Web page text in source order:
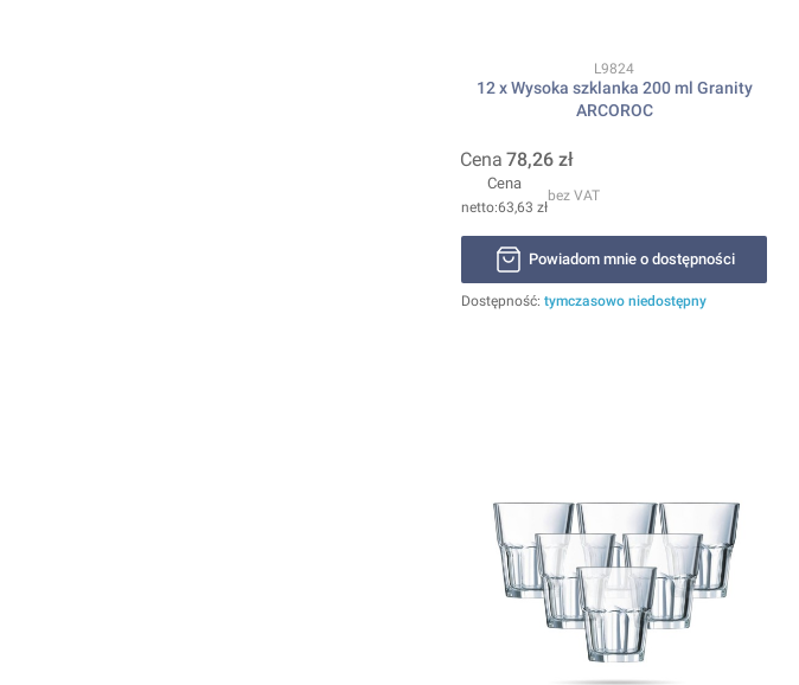
Kod produktu
L9824
12 x Wysoka szklanka 200 ml Granity
ARCOROC
Cena 78,26 zł
Cena
63,63 zł
bez VAT
Powiadom mnie o dostępności
Dostępność: tymczasowo niedostępny